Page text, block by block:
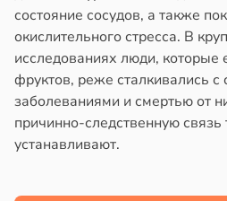
состояние сосудов, а также
окислительного стресса. В
исследованиях люди,
фруктов, реже сталкивались
заболеваниями и смертью от
причинно-следственную связь
устанавливают.